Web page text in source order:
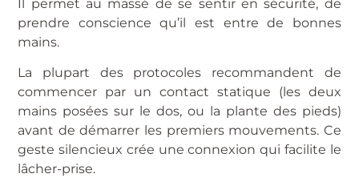
Il permet au massé de se sentir en sécurité, de
prendre conscience qu’il est entre de bonnes
mains.
La plupart des protocoles recommandent de
commencer par un contact statique (les deux
mains posées sur le dos, ou la plante des pieds)
avant de démarrer les premiers mouvements. Ce
geste silencieux crée une connexion qui facilite le
lâcher-prise.